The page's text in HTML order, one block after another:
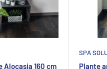
160 cm
SPA
Plante